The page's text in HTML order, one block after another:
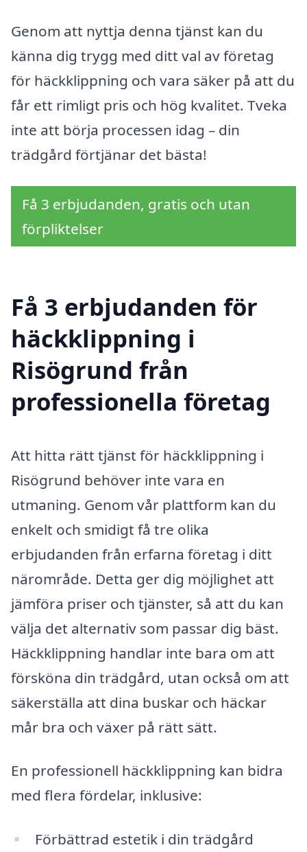
Genom att nyttja denna tjänst kan du
känna dig trygg med ditt val av företag
för häckklippning och vara säker på att du
får ett rimligt pris och hög kvalitet. Tveka
inte att börja processen idag – din
trädgård förtjänar det bästa!
Få 3 erbjudanden, gratis och utan
förpliktelser
Få 3 erbjudanden för
häckklippning i
Risögrund från
professionella företag
Att hitta rätt tjänst för häckklippning i
Risögrund behöver inte vara en
utmaning. Genom vår plattform kan du
enkelt och smidigt få tre olika
erbjudanden från erfarna företag i ditt
närområde. Detta ger dig möjlighet att
jämföra priser och tjänster, så att du kan
välja det alternativ som passar dig bäst.
Häckklippning handlar inte bara om att
försköna din trädgård, utan också om att
säkerställa att dina buskar och häckar
mår bra och växer på rätt sätt.
En professionell häckklippning kan bidra
med flera fördelar, inklusive:
Förbättrad estetik i din trädgård